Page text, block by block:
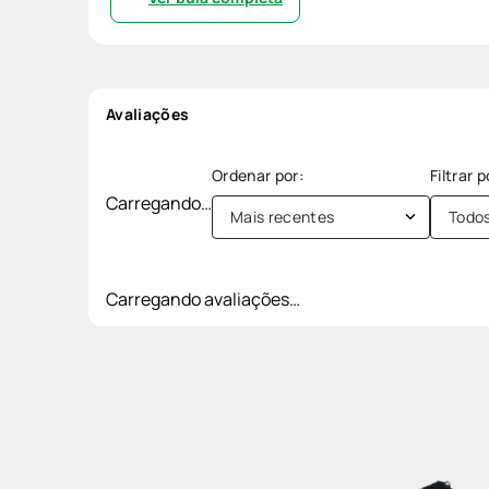
Avaliações
Carregando…
Mais recentes
Carregando avaliações…